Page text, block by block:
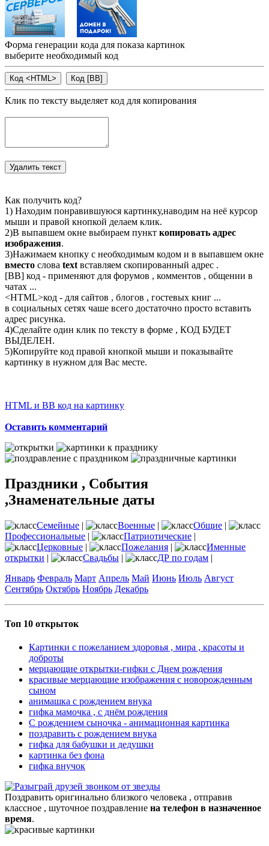
Форма генерации кода для показа картинок
выберите необходимый код
Клик по тексту выделяет код для копирования
Как получить код?
1) Находим понравившуюся картинку,наводим на неё курсор
мыши и правой кнопкой делаем клик.
2)В выпавшем окне выбираем пункт копировать адрес
изображения.
3)Нажимаем кнопку с необходимым кодом и в выпавшем окне
вместо слова textвставляем скопированный адрес .
[BB] код - применяют для форумов , комментов , общении в
чатах ...
<HTML>код - для сайтов , блогов , гостевых книг ...
в социальных сетях чаше всего достаточно просто вставить
адрес рисунка.
4)Сделайте один клик по тексту в форме , КОД БУДЕТ
ВЫДЕЛЕН.
5)Копируйте код правой кнопкой мыши и показывайте
картинку в нужном для Вас месте.
HTML и BB код на картинку
Оставить комментарий
Праздники , События
,Знаменательные даты
Семейные | Военные | Общие |
Профессиональные | Патриотические |
Церковные | Пожелания |
Именные
открытки | Свадьбы | ДР по годам |
Январь Февраль Март Апрель Май Июнь Июль Август
Сентябрь Октябрь Ноябрь Декабрь
Топ 10 открыток
Картинки с пожеланием здоровья , мира , красоты и
доброты
мерцающие открытки-гифки с Днем рождения
красивые мерцающие изображения с новорожденным
сыном
анимашка с рождением внука
гифка мамочка , с днём рождения
С рождением сыночка - анимационная картинка
поздравить с рождением внука
гифка для бабушки и дедушки
картинка без фона
гифка внучок
Поздравить оригинально близкого человека , отправив
классное , шуточное поздравление на телефон в назначенное
время.